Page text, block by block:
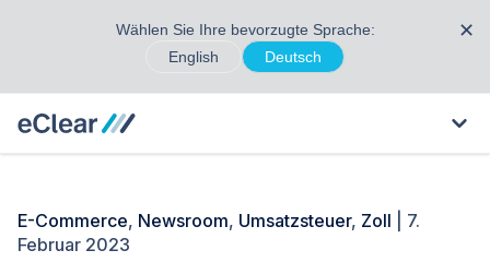
Wählen Sie Ihre bevorzugte Sprache:
English
Deutsch
✕
E-Commerce, Newsroom, Umsatzsteuer, Zoll | 7.
Februar 2023